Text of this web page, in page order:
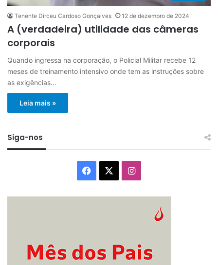
Tenente Dirceu Cardoso Gonçalves 12 de dezembro de 2024
A (verdadeira) utilidade das câmeras
corporais
Quando ingressa na corporação, o Policial Militar recebe 12
meses de treinamento intensivo onde tem as instruções sobre
as exigências…
Leia mais »
Siga-nos
Facebook Instagram